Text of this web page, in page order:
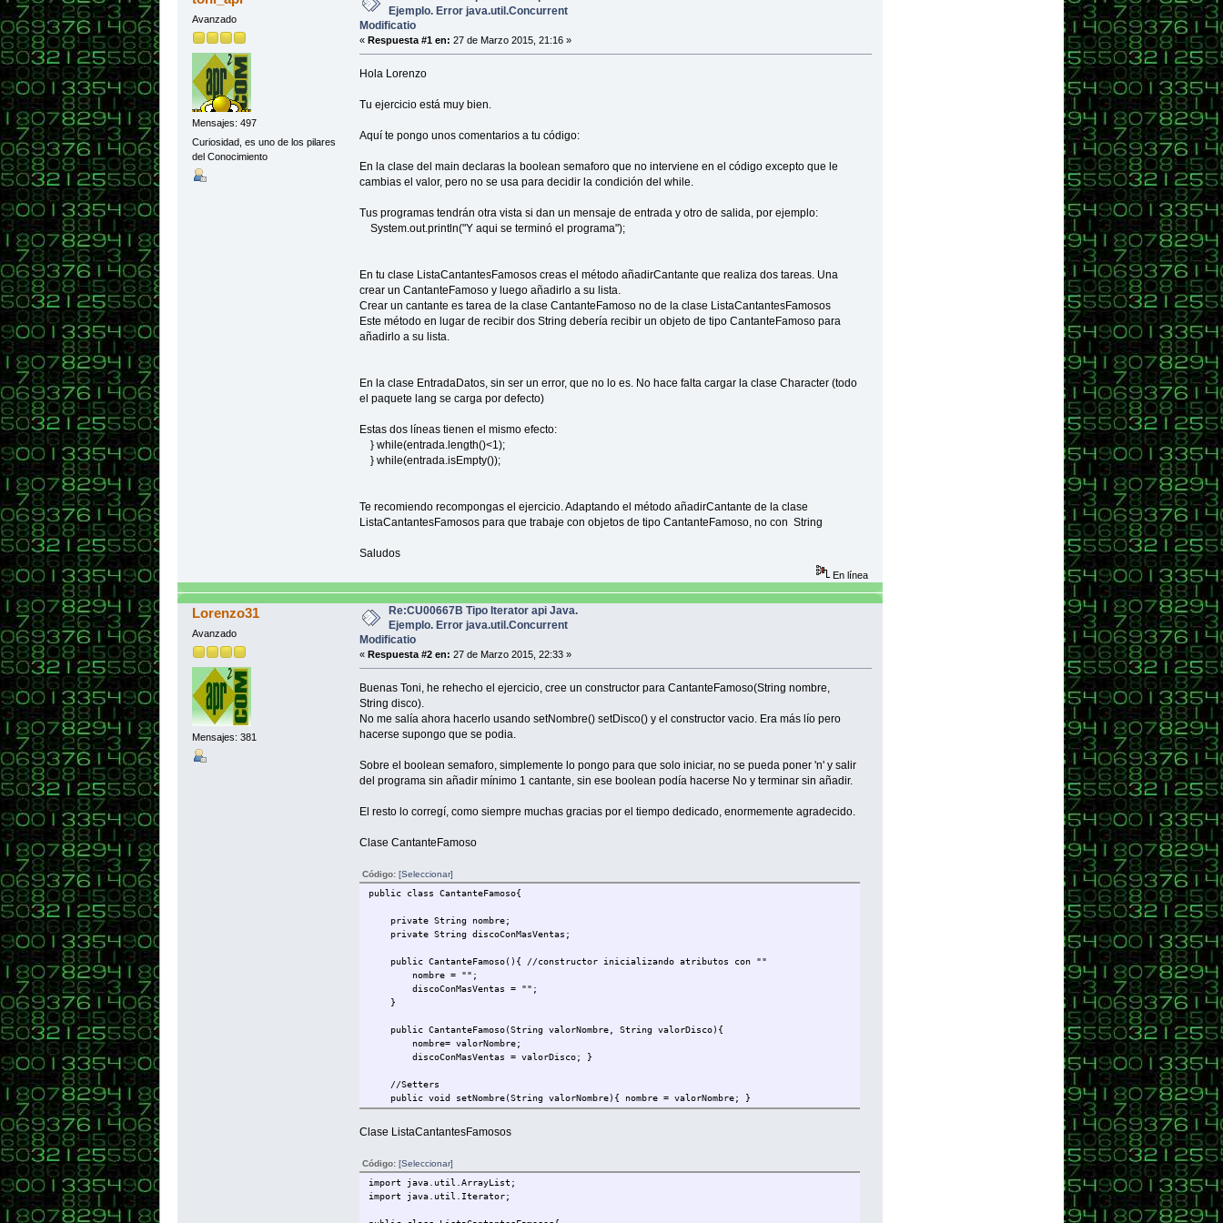
opcion = entrada.recogerChar();
if (opcion == 's'){
System.out.println("\n Introduce el nombre de un nuevo cantante ");
System.out.println("\n Introduce el nombre del disco más vendido ");
nuevaLista.añadirCantante(nombre,disco);
nuevaLista.imprimirArray();
}
}
Avanzado
Mensajes: 497
Curiosidad, es uno de los pilares
del Conocimiento
Ejemplo. Error java.util.Concurrent
Modificatio
« Respuesta #1 en: 27 de Marzo 2015, 21:16 »
Hola Lorenzo
Tu ejercicio está muy bien.
Aquí te pongo unos comentarios a tu código:
En la clase del main declaras la boolean semaforo que no interviene en el código excepto que le
cambias el valor, pero no se usa para decidir la condición del while.
Tus programas tendrán otra vista si dan un mensaje de entrada y otro de salida, por ejemplo:
System.out.println("Y aqui se terminó el programa");
En tu clase ListaCantantesFamosos creas el método añadirCantante que realiza dos tareas. Una
crear un CantanteFamoso y luego añadirlo a su lista.
Crear un cantante es tarea de la clase CantanteFamoso no de la clase ListaCantantesFamosos
Este método en lugar de recibir dos String debería recibir un objeto de tipo CantanteFamoso para
añadirlo a su lista.
En la clase EntradaDatos, sin ser un error, que no lo es. No hace falta cargar la clase Character (todo
el paquete lang se carga por defecto)
Estas dos líneas tienen el mismo efecto:
} while(entrada.length()<1);
} while(entrada.isEmpty());
Te recomiendo recompongas el ejercicio. Adaptando el método añadirCantante de la clase
ListaCantantesFamosos para que trabaje con objetos de tipo CantanteFamoso, no con String
Saludos
En línea
Lorenzo31
Avanzado
Mensajes: 381
Re:CU00667B Tipo Iterator api Java.
Ejemplo. Error java.util.Concurrent
Modificatio
« Respuesta #2 en: 27 de Marzo 2015, 22:33 »
Buenas Toni, he rehecho el ejercicio, cree un constructor para CantanteFamoso(String nombre,
String disco).
No me salía ahora hacerlo usando setNombre() setDisco() y el constructor vacio. Era más lío pero
hacerse supongo que se podia.
Sobre el boolean semaforo, simplemente lo pongo para que solo iniciar, no se pueda poner 'n' y salir
del programa sin añadir mínimo 1 cantante, sin ese boolean podía hacerse No y terminar sin añadir.
El resto lo corregí, como siempre muchas gracias por el tiempo dedicado, enormemente agradecido.
Clase CantanteFamoso
Código: [Seleccionar]
public class CantanteFamoso{
private String nombre;
private String discoConMasVentas;
public CantanteFamoso(){ //constructor inicializando atributos con ""
nombre = "";
discoConMasVentas = "";
}
public CantanteFamoso(String valorNombre, String valorDisco){
nombre= valorNombre;
discoConMasVentas = valorDisco; }
//Setters
public void setNombre(String valorNombre){ nombre = valorNombre; }
public String getNombre(){ return nombre; }
}
Clase ListaCantantesFamosos
Código: [Seleccionar]
import java.util.ArrayList;
import java.util.Iterator;